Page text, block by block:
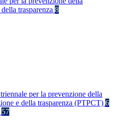
trasparenza 8
per la prevenzione della
e della trasparenza (PTPCT) 6
57